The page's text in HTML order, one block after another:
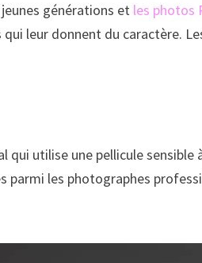
générations et les photos
leur donnent du caractère.
utilise une pellicule
les photographes